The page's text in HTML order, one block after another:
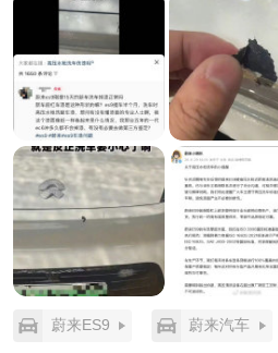
官方表示，已第一时间联系涉
查、专业讲解与沟通工作，同
范洗车方式，规避漆面人为损
关于车辆零部件与漆面用料，
塑件由一线配套厂商供应，该
华汽车品牌，生产质控体系统
业水准。
漆面性能层面，蔚来执行严于
膜厚度内控要求；漆膜附着力
16925:2021标准检测；涂装研
16925、SAE J400-2002等多
涂层抗冲击、耐刮擦能力。
蔚来ES9 蔚来汽车